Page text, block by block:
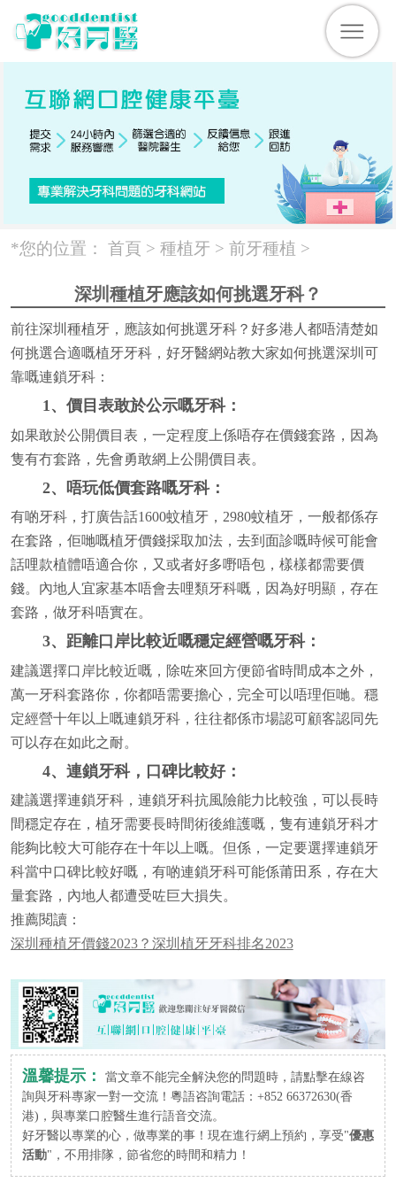
*您的位置： 首頁 > 種植牙 > 前牙種植 >
深圳種植牙應該如何挑選牙科？
前往深圳種植牙，應該如何挑選牙科？好多港人都唔清楚如
何挑選合適嘅植牙牙科，好牙醫網站教大家如何挑選深圳可
靠嘅連鎖牙科：
1、價目表敢於公示嘅牙科：
如果敢於公開價目表，一定程度上係唔存在價錢套路，因為
隻有冇套路，先會勇敢網上公開價目表。
2、唔玩低價套路嘅牙科：
有啲牙科，打廣告話1600蚊植牙，2980蚊植牙，一般都係存
在套路，佢哋嘅植牙價錢採取加法，去到面診嘅時候可能會
話哩款植體唔適合你，又或者好多嘢唔包，樣樣都需要價
錢。內地人宜家基本唔會去哩類牙科嘅，因為好明顯，存在
套路，做牙科唔實在。
3、距離口岸比較近嘅穩定經營嘅牙科：
建議選擇口岸比較近嘅，除咗來回方便節省時間成本之外，
萬一牙科套路你，你都唔需要擔心，完全可以唔理佢哋。穩
定經營十年以上嘅連鎖牙科，往往都係市場認可顧客認同先
可以存在如此之耐。
4、連鎖牙科，口碑比較好：
建議選擇連鎖牙科，連鎖牙科抗風險能力比較強，可以長時
間穩定存在，植牙需要長時間術後維護嘅，隻有連鎖牙科才
能夠比較大可能存在十年以上嘅。但係，一定要選擇連鎖牙
科當中口碑比較好嘅，有啲連鎖牙科可能係莆田系，存在大
量套路，內地人都遭受咗巨大損失。
推薦閱讀：
深圳種植牙價錢2023？深圳植牙牙科排名2023
溫馨提示：
當文章不能完全解決您的問題時，請點擊在線咨
詢與牙科專家一對一交流！粵語咨詢電話：+852 66372630(香
港)，與專業口腔醫生進行語音交流。
好牙醫以專業的心，做專業的事！現在進行網上預約，享受"優惠
活動"，不用排隊，節省您的時間和精力！